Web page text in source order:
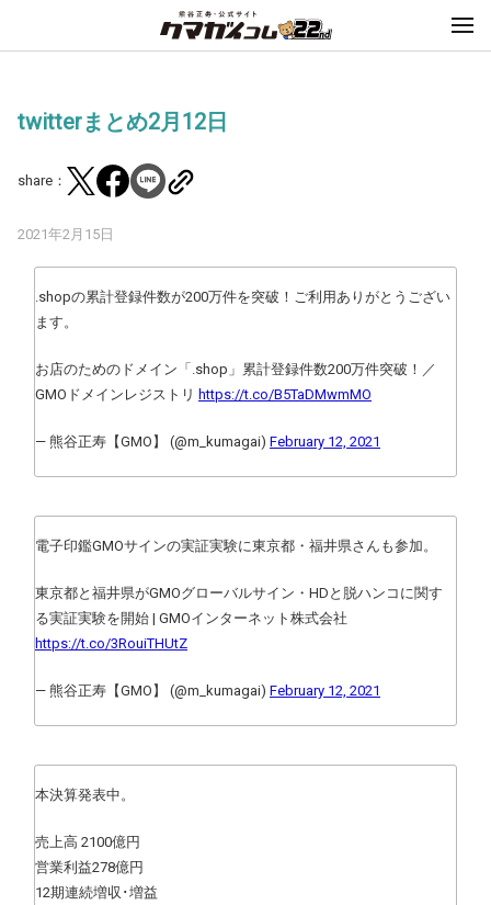
twitterまとめ2月12日
share：
2021年2月15日
.shopの累計登録件数が200万件を突破！ご利用ありがとうござい
ます。
お店のためのドメイン「.shop」累計登録件数200万件突破！／
GMOドメインレジストリ https://t.co/B5TaDMwmMO
— 熊谷正寿【GMO】 (@m_kumagai) February 12, 2021
電子印鑑GMOサインの実証実験に東京都・福井県さんも参加。
東京都と福井県がGMOグローバルサイン・HDと脱ハンコに関す
る実証実験を開始 | GMOインターネット株式会社
https://t.co/3RouiTHUtZ
— 熊谷正寿【GMO】 (@m_kumagai) February 12, 2021
本決算発表中。
売上高 2100億円
営業利益278億円
12期連続増収･増益